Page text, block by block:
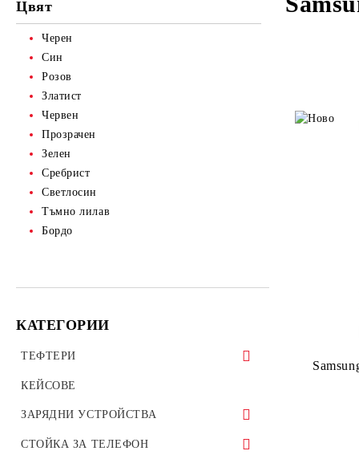
Цвят
Черен
Син
Розов
Златист
Червен
Прозрачен
Зелен
Сребрист
Светлосин
Тъмно лилав
Бордо
КАТЕГОРИИ
ТЕФТЕРИ
ТЕФТЕРИ ЗА ТАБЛЕТИ
УНИВЕРСАЛНИ КАЛЪФИ
КЕЙСОВЕ
ЗАРЯДНИ УСТРОЙСТВА
ЗАРЯДНИ ЗА ТЕЛЕФОН
СТОЙКА ЗА ТЕЛЕФОН